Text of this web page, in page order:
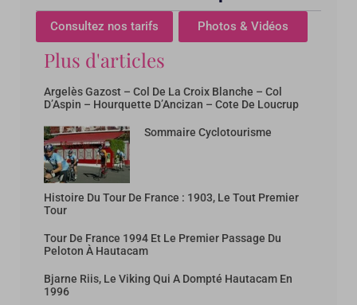
Consultez nos tarifs Photos & Vidéos
Plus d'articles
Argelès Gazost – Col De La Croix Blanche – Col
D’Aspin – Hourquette D’Ancizan – Cote De Loucrup
Sommaire Cyclotourisme
Histoire Du Tour De France : 1903, Le Tout Premier
Tour
Tour De France 1994 Et Le Premier Passage Du
Peloton À Hautacam
Bjarne Riis, Le Viking Qui A Dompté Hautacam En
1996